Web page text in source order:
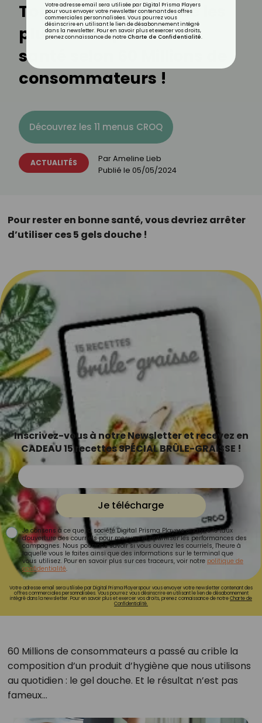
Top 5 des gels douche les
plus nocifs pour notre
santé selon 60 Millions de
consommateurs !
Découvrez les 11 menus CROQ
ACTUALITÉS ParAmeline Lieb
Publié le 05/05/2024
Pour rester en bonne santé, vous devriez arrêter
d’utiliser ces 5 gels douche !
Inscrivez-vous à notre Newsletter et recevez en
CADEAU 15 recettes SPÉCIAL BRÛLE-GRAISSE !
Je télécharge
Je consens à ce que la société Digital Prisma Players analyse le taux
d'ouverture des courriels pour mesurer et optimiser les performances des
campagnes. Nous pourrons savoir si vous ouvrez les courriels, l'heure à
laquelle vous le faites ainsi que des informations sur le terminal que
vous utilisez. Pour en savoir plus sur ces traceurs, voir notre politique de
confidentialité.
Votre adresse email sera utilisée par Digital Prisma Playerspour vous envoyer votre newsletter contenant des
offres commerciales personnalisées. Vous pourrez vous désinscrire en utilisant le lien de désabonnement
intégré dans la newsletter. Pour en savoir plus et exercer vos droits, prenez connaissance de notreCharte de
Confidentialité.
60 Millions de consommateurs a passé au crible la
composition d’un produit d’hygiène que nous utilisons
au quotidien : le gel douche. Et le résultat n’est pas
fameux…
Votre adresse email sera utilisée par Digital Prisma Players
pour vous envoyer votre newsletter contenant des offres
commerciales personnalisées. Vous pourrez vous
désinscrire en utilisant le lien de désabonnement intégré
dans la newsletter. Pour en savoir plus et exercer vos droits,
prenez connaissance de notre Charte de Confidentialité.